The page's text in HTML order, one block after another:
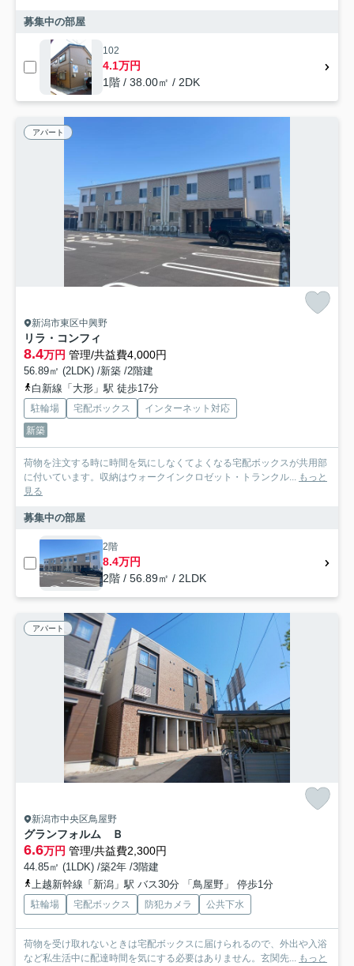
募集中の部屋
102
4.1万円
1階 / 38.00㎡ / 2DK
アパート
新潟市東区中興野
リラ・コンフィ
8.4万円 管理/共益費4,000円
56.89㎡ (2LDK) /新築 /2階建
白新線「大形」駅 徒歩17分
駐輪場 宅配ボックス
インターネット対応
新築
荷物を注文する時に時間を気にしなくてよくなる宅配ボックスが共用部
に付いています。収納はウォークインクロゼット・トランクル... もっと
見る
募集中の部屋
2階
8.4万円
2階 / 56.89㎡ / 2LDK
アパート
新潟市中央区鳥屋野
グランフォルム Ｂ
6.6万円 管理/共益費2,300円
44.85㎡ (1LDK) /築2年 /3階建
上越新幹線「新潟」駅 バス30分 「鳥屋野」 停歩1分
駐輪場 宅配ボックス 防犯カメラ 公共下水
荷物を受け取れないときは宅配ボックスに届けられるので、外出や入浴
など私生活中に配達時間を気にする必要はありません。玄関先... もっと